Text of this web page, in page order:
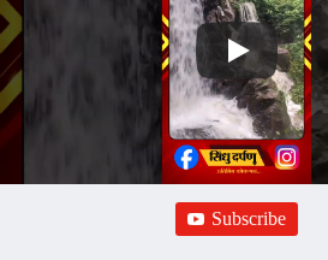
Subscribe